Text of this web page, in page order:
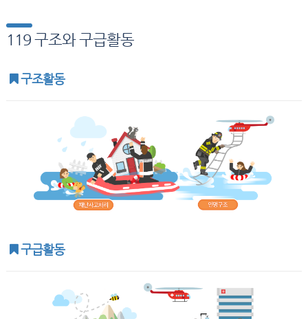
119 구조와 구급활동
구조활동
구급활동